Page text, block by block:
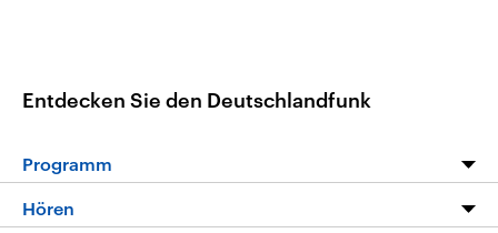
Entdecken Sie den Deutschlandfunk
Programm
Programm
Hören